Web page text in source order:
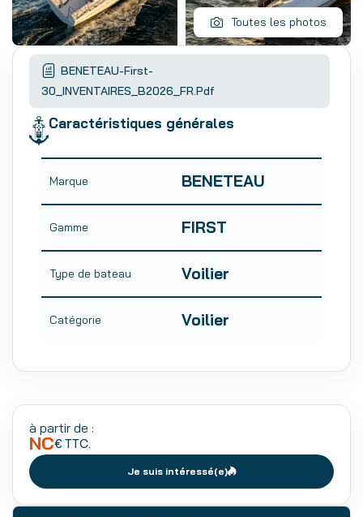
Toutes les photos
BENETEAU-First-
30_INVENTAIRES_B2026_FR.pdf
Caractéristiques générales
Marque BENETEAU
Gamme FIRST
Type de bateau Voilier
Catégorie Voilier
à partir de :
NC€ TTC.
Je suis intéressé(e)